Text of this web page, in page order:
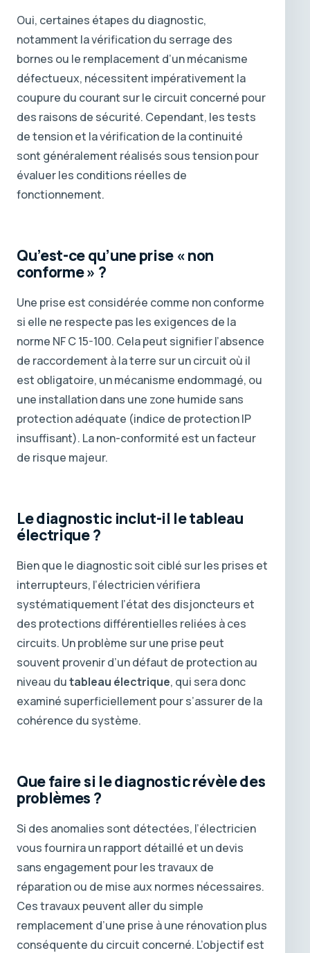
Oui, certaines étapes du diagnostic,
notamment la vérification du serrage des
bornes ou le remplacement d’un mécanisme
défectueux, nécessitent impérativement la
coupure du courant sur le circuit concerné pour
des raisons de sécurité. Cependant, les tests
de tension et la vérification de la continuité
sont généralement réalisés sous tension pour
évaluer les conditions réelles de
fonctionnement.
Qu’est-ce qu’une prise « non
conforme » ?
Une prise est considérée comme non conforme
si elle ne respecte pas les exigences de la
norme NF C 15-100. Cela peut signifier l’absence
de raccordement à la terre sur un circuit où il
est obligatoire, un mécanisme endommagé, ou
une installation dans une zone humide sans
protection adéquate (indice de protection IP
insuffisant). La non-conformité est un facteur
de risque majeur.
Le diagnostic inclut-il le tableau
électrique ?
Bien que le diagnostic soit ciblé sur les prises et
interrupteurs, l’électricien vérifiera
systématiquement l’état des disjoncteurs et
des protections différentielles reliées à ces
circuits. Un problème sur une prise peut
souvent provenir d’un défaut de protection au
niveau dutableau électrique, qui sera donc
examiné superficiellement pour s’assurer de la
cohérence du système.
Que faire si le diagnostic révèle des
problèmes ?
Si des anomalies sont détectées, l’électricien
vous fournira un rapport détaillé et un devis
sans engagement pour les travaux de
réparation ou de mise aux normes nécessaires.
Ces travaux peuvent aller du simple
remplacement d’une prise à une rénovation plus
conséquente du circuit concerné. L’objectif est